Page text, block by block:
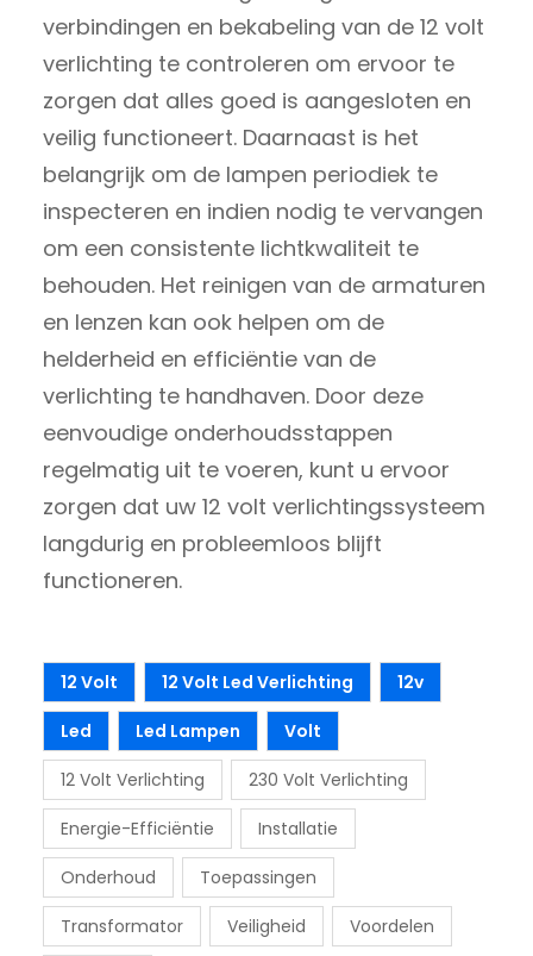
verbindingen en bekabeling van de 12 volt
verlichting te controleren om ervoor te
zorgen dat alles goed is aangesloten en
veilig functioneert. Daarnaast is het
belangrijk om de lampen periodiek te
inspecteren en indien nodig te vervangen
om een consistente lichtkwaliteit te
behouden. Het reinigen van de armaturen
en lenzen kan ook helpen om de
helderheid en efficiëntie van de
verlichting te handhaven. Door deze
eenvoudige onderhoudsstappen
regelmatig uit te voeren, kunt u ervoor
zorgen dat uw 12 volt verlichtingssysteem
langdurig en probleemloos blijft
functioneren.
12 Volt 12 Volt Led Verlichting 12v
Led Led Lampen Volt
12 Volt Verlichting 230 Volt Verlichting
Energie-Efficiëntie Installatie
Onderhoud Toepassingen
Transformator Veiligheid Voordelen